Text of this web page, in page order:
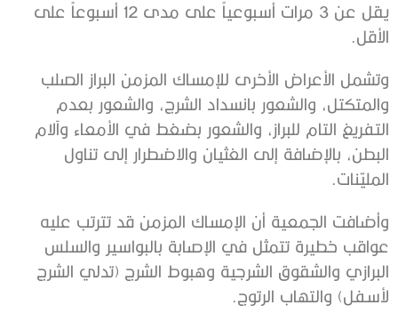
يقل عن 3 مرات أسبوعياً على مدى 12 أسبوعاً على
الأقل.
‫وتشمل الأعراض الأخرى للإمساك المزمن البراز الصلب
والمتكتل، والشعور ‫بانسداد الشرج، والشعور بعدم
التفريغ التام للبراز، والشعور بضغط في ‫الأمعاء وآلام
البطن، بالإضافة إلى الغثيان والاضطرار إلى تناول
‫المليّنات.
وأضافت الجمعية أن الإمساك المزمن قد تترتب عليه
عواقب خطيرة تتمثل في ‫الإصابة بالبواسير والسلس
البرازي والشقوق الشرجية وهبوط الشرج (تدلي الشرج
لأسفل) والتهاب ‫الرتوج.